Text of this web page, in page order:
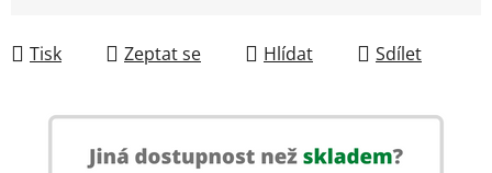
Tisk Zeptat se Hlídat Sdílet